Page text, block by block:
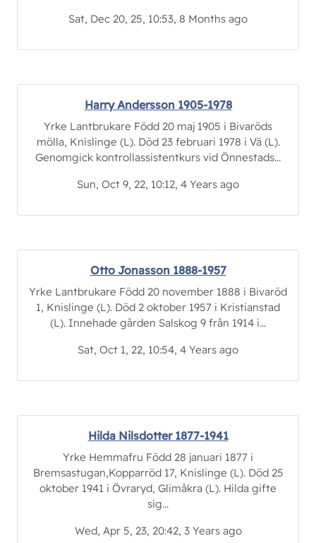
Sat, Dec 20, 25, 10:53, 8 Months ago
Harry Andersson 1905-1978
Yrke Lantbrukare Född 20 maj 1905 i Bivaröds
mölla, Knislinge (L). Död 23 februari 1978 i Vä (L).
Genomgick kontrollassistentkurs vid Önnestads...
Sun, Oct 9, 22, 10:12, 4 Years ago
Otto Jonasson 1888-1957
Yrke Lantbrukare Född 20 november 1888 i Bivaröd
1, Knislinge (L). Död 2 oktober 1957 i Kristianstad
(L). Innehade gården Salskog 9 från 1914 i...
Sat, Oct 1, 22, 10:54, 4 Years ago
Hilda Nilsdotter 1877-1941
Yrke Hemmafru Född 28 januari 1877 i
Bremsastugan,Kopparröd 17, Knislinge (L). Död 25
oktober 1941 i Övraryd, Glimåkra (L). Hilda gifte
sig...
Wed, Apr 5, 23, 20:42, 3 Years ago